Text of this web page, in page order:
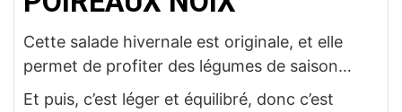
Cette salade hivernale est originale, et elle
permet de profiter des légumes de saison…
Et puis, c’est léger et équilibré, donc c’est